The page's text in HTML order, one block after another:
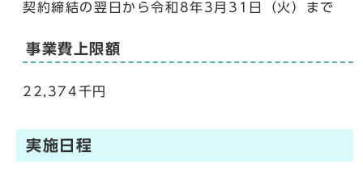
契約締結の翌日から令和8年3月31日（火）まで
事業費上限額
22,374千円
実施日程